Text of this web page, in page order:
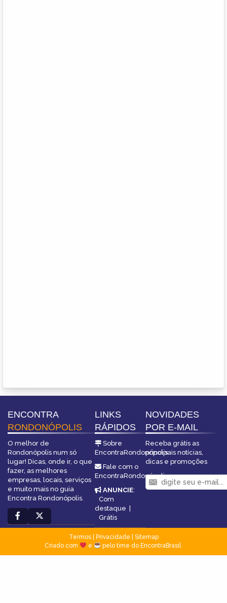
ENCONTRA
RONDONÓPOLIS
O melhor de
Rondonópolis num só
lugar! Dicas, onde ir, o que
fazer, as melhores
empresas, locais, serviços
e muito mais no guia
Encontra Rondonópolis.
LINKS
RÁPIDOS
Sobre
EncontraRondonópolis
Fale com o
EncontraRondonópolis
ANUNCIE:
Com
destaque
Grátis
NOVIDADES
POR E-MAIL
Receba grátis as
principais notícias,
dicas e promoções
Termos| Privacidade
Sitemap
Criado com
e pelo time do EncontraBrasil